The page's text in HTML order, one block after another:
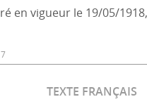
en vigueur le 19/05/
TEXTE FRANÇAIS